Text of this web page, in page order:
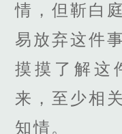
情，但靳白
易放弃这件
摸摸了解这
来，至少相
知情。